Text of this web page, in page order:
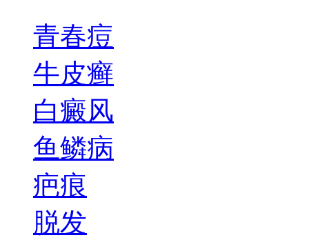
青春痘
牛皮癣
白癜风
鱼鳞病
疤痕
脱发